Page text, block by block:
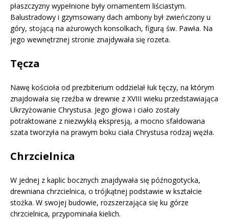
płaszczyzny wypełnione były ornamentem liściastym.
Balustradowy i gzymsowany dach ambony był zwieńczony u
góry, stojącą na ażurowych konsolkach, figurą św. Pawła. Na
jego wewnętrznej stronie znajdywała się rozeta.
Tęcza
Nawę kościoła od prezbiterium oddzielał łuk tęczy, na którym
znajdowała się rzeźba w drewnie z XVIII wieku przedstawiająca
Ukrzyżowanie Chrystusa. Jego głowa i ciało zostały
potraktowane z niezwykłą ekspresją, a mocno sfałdowana
szata tworzyła na prawym boku ciała Chrystusa rodzaj węzła.
Chrzcielnica
W jednej z kaplic bocznych znajdywała się późnogotycka,
drewniana chrzcielnica, o trójkątnej podstawie w kształcie
stożka. W swojej budowie, rozszerzająca się ku górze
chrzcielnica, przypominała kielich.